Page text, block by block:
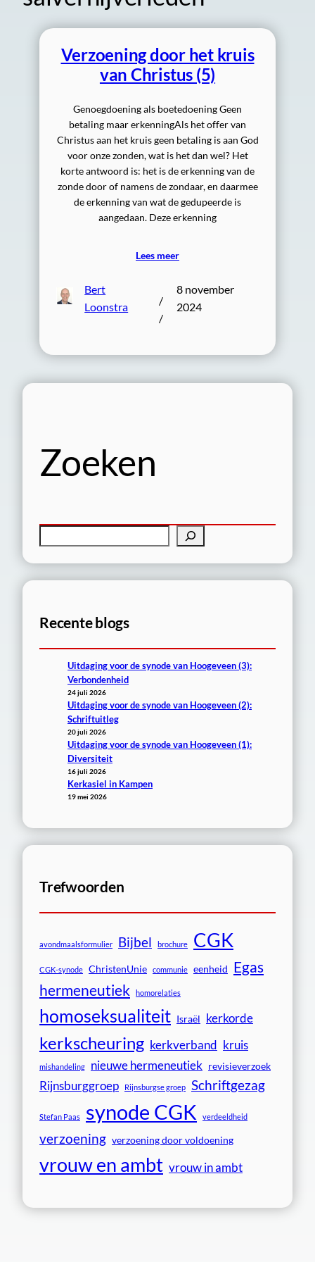
Verzoening door het kruis
van Christus (5)
Genoegdoening als boetedoening Geen
betaling maar erkenningAls het offer van
Christus aan het kruis geen betaling is aan God
voor onze zonden, wat is het dan wel? Het
korte antwoord is: het is de erkenning van de
zonde door of namens de zondaar, en daarmee
de erkenning van wat de gedupeerde is
aangedaan. Deze erkenning
Lees meer
Bert
Loonstra
/
/
8 november
2024
Zoeken
n
Recente blogs
Uitdaging voor de synode van Hoogeveen (3):
Verbondenheid
24 juli 2026
Uitdaging voor de synode van Hoogeveen (2):
Schriftuitleg
20 juli 2026
Uitdaging voor de synode van Hoogeveen (1):
Diversiteit
16 juli 2026
Kerkasiel in Kampen
19 mei 2026
Trefwoorden
avondmaalsformulier Bijbel brochure CGK
CGK-synode ChristenUnie communie eenheid Egas
hermeneutiek
homorelaties
homoseksualiteit Israël kerkorde
kerkscheuring kerkverband kruis
mishandeling nieuwe hermeneutiek revisieverzoek
Rijnsburggroep Rijnsburgse groep Schriftgezag
Stefan Paas synode CGK verdeeldheid
verzoening verzoening door voldoening
vrouw en ambt vrouw in ambt